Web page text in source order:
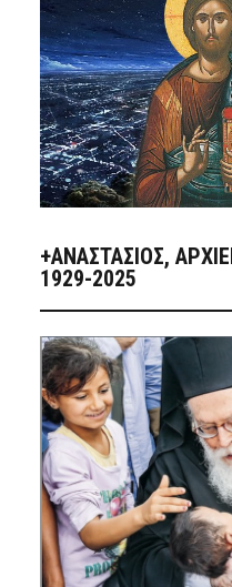
+ΑΝΑΣΤΆΣΙΟΣ,
1929-2025